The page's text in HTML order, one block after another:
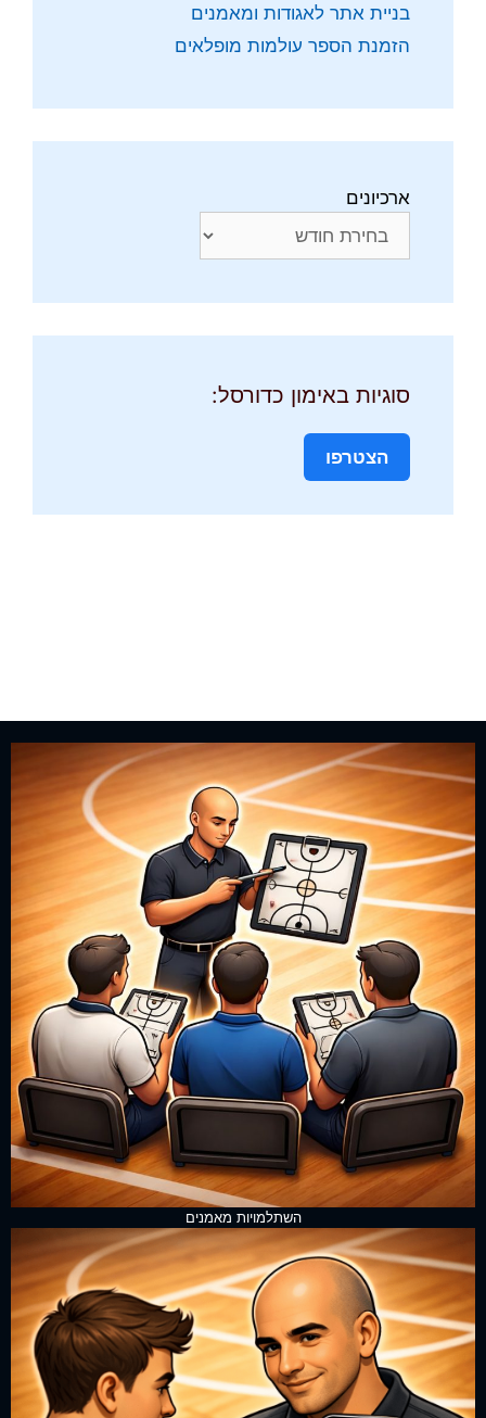
בניית אתר לאגודות ומאמנים
הזמנת הספר עולמות מופלאים
ארכיונים
סוגיות באימון כדורסל:
הצטרפו
השתלמויות מאמנים